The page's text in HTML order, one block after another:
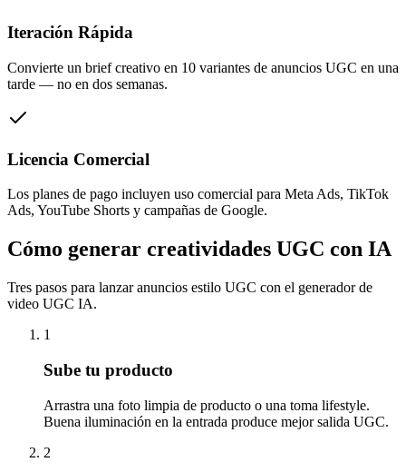
Iteración Rápida
Convierte un brief creativo en 10 variantes de anuncios UGC en una
tarde — no en dos semanas.
Licencia Comercial
Los planes de pago incluyen uso comercial para Meta Ads, TikTok
Ads, YouTube Shorts y campañas de Google.
Cómo generar creatividades UGC con IA
Tres pasos para lanzar anuncios estilo UGC con el generador de
video UGC IA.
1
Sube tu producto
Arrastra una foto limpia de producto o una toma lifestyle.
Buena iluminación en la entrada produce mejor salida UGC.
2